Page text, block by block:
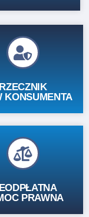
RZECZNIK
KONSUMENTA
Zobacz
PRAWNA
Zobacz